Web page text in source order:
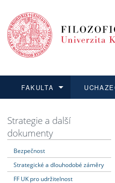
FAKULTA
Dozvědět se více
Podat přihlášku
Dozvědět se více
Dozvědět se více
Dozvědět se více
Strategie a další
dokumenty
Bezpečnost
Strategické a dlouhodobé záměry
FF UK pro udržitelnost